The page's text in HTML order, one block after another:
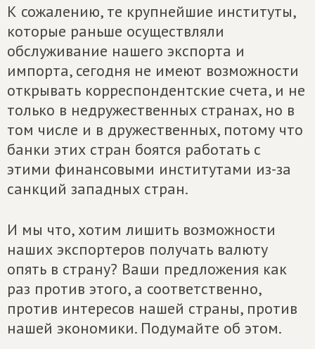
К сожалению, те крупнейшие институты,
которые раньше осуществляли
обслуживание нашего экспорта и
импорта, сегодня не имеют возможности
открывать корреспондентские счета, и не
только в недружественных странах, но в
том числе и в дружественных, потому что
банки этих стран боятся работать с
этими финансовыми институтами из-за
санкций западных стран.
И мы что, хотим лишить возможности
наших экспортеров получать валюту
опять в страну? Ваши предложения как
раз против этого, а соответственно,
против интересов нашей страны, против
нашей экономики. Подумайте об этом.